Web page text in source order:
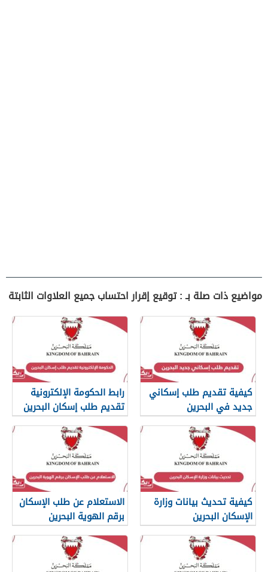
مواضيع ذات صلة بـ : توقيع إقرار احتساب جميع العلاوات الثابتة
كيفية تقديم طلب إسكاني
جديد في البحرين
رابط الحكومة الإلكترونية
تقديم طلب إسكان البحرين
كيفية تحديث بيانات وزارة
الإسكان البحرين
الاستعلام عن طلب الإسكان
برقم الهوية البحرين